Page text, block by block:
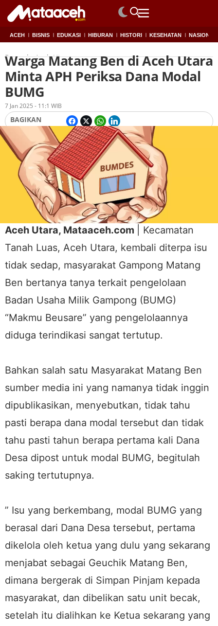
ACEH BISNIS EDUKASI HIBURAN HISTORI KESEHATAN NASIONAL
Beranda Aceh Utara
Warga Matang Ben di Aceh Utara
Minta APH Periksa Dana Modal
BUMG
OlehRedaksi
7 Jan 2025 - 11:1 WIB
BAGIKAN
Aceh Utara, Mataaceh.com
| Kecamatan
Tanah Luas, Aceh Utara, kembali diterpa isu
tidak sedap, masyarakat Gampong Matang
Ben bertanya tanya terkait pengelolaan
Badan Usaha Milik Gampong (BUMG)
“Makmu Beusare” yang pengelolaannya
diduga terindikasi sangat tertutup.
Bahkan salah satu Masyarakat Matang Ben
sumber media ini yang namanya tidak inggin
dipublikasikan, menyebutkan, tidak tahu
pasti berapa dana modal tersebut dan tidak
tahu pasti tahun berapa pertama kali Dana
Desa dipost untuk modal BUMG, begitulah
saking tertutupnya.
” Isu yang berkembang, modal BUMG yang
berasal dari Dana Desa tersebut, pertama
dikelola oleh ketua yang dulu yang sekarang
menjabat sebagai Geuchik Matang Ben,
dimana bergerak di Simpan Pinjam kepada
masyarakat, dan dibelikan satu unit becak,
setelah itu dialihkan ke Ketua sekarang yang